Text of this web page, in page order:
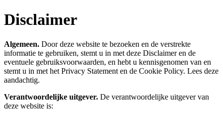
Disclaimer
Algemeen. Door deze website te bezoeken en de verstrekte
informatie te gebruiken, stemt u in met deze Disclaimer en de
eventuele gebruiksvoorwaarden, en hebt u kennisgenomen van en
stemt u in met het Privacy Statement en de Cookie Policy. Lees deze
aandachtig.
Verantwoordelijke uitgever. De verantwoordelijke uitgever van
deze website is: